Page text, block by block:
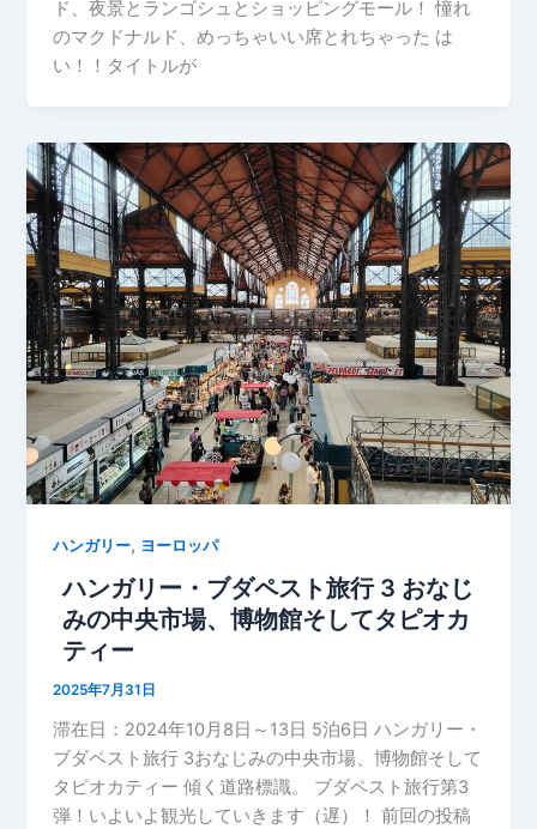
ド、夜景とランゴシュとショッピングモール！ 憧れ
のマクドナルド、めっちゃいい席とれちゃった は
い！！タイトルが
ハンガリー, ヨーロッパ
ハンガリー・ブダペスト旅行 3 おなじ
みの中央市場、博物館そしてタピオカ
ティー
2025年7月31日
滞在日：2024年10月8日～13日 5泊6日 ハンガリー・
ブダペスト旅行 3おなじみの中央市場、博物館そして
タピオカティー 傾く道路標識。 ブダペスト旅行第3
弾！いよいよ観光していきます（遅）！ 前回の投稿